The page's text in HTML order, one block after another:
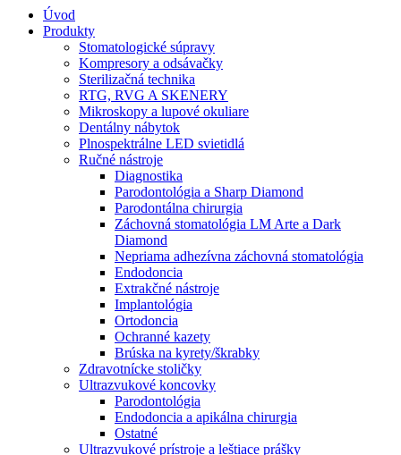
Úvod
Produkty
Stomatologické súpravy
Kompresory a odsávačky
Sterilizačná technika
RTG, RVG A SKENERY
Mikroskopy a lupové okuliare
Dentálny nábytok
Plnospektrálne LED svietidlá
Ručné nástroje
Diagnostika
Parodontológia a Sharp Diamond
Parodontálna chirurgia
Záchovná stomatológia LM Arte a Dark
Diamond
Nepriama adhezívna záchovná stomatológia
Endodoncia
Extrakčné nástroje
Implantológia
Ortodoncia
Ochranné kazety
Brúska na kyrety/škrabky
Zdravotnícke stoličky
Ultrazvukové koncovky
Parodontológia
Endodoncia a apikálna chirurgia
Ostatné
Ultrazvukové prístroje a leštiace prášky